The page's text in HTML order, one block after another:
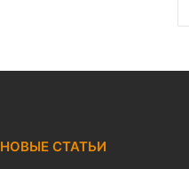
НОВЫЕ СТАТЬИ